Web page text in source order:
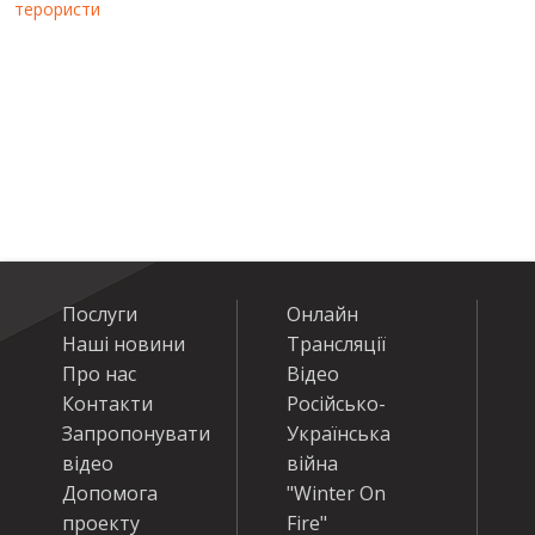
терористи
Послуги
Наші новини
Про нас
Контакти
Запропонувати
відео
Допомога
проекту
Онлайн
Трансляції
Відео
Російсько-
Українська
війна
"Winter On
Fire"